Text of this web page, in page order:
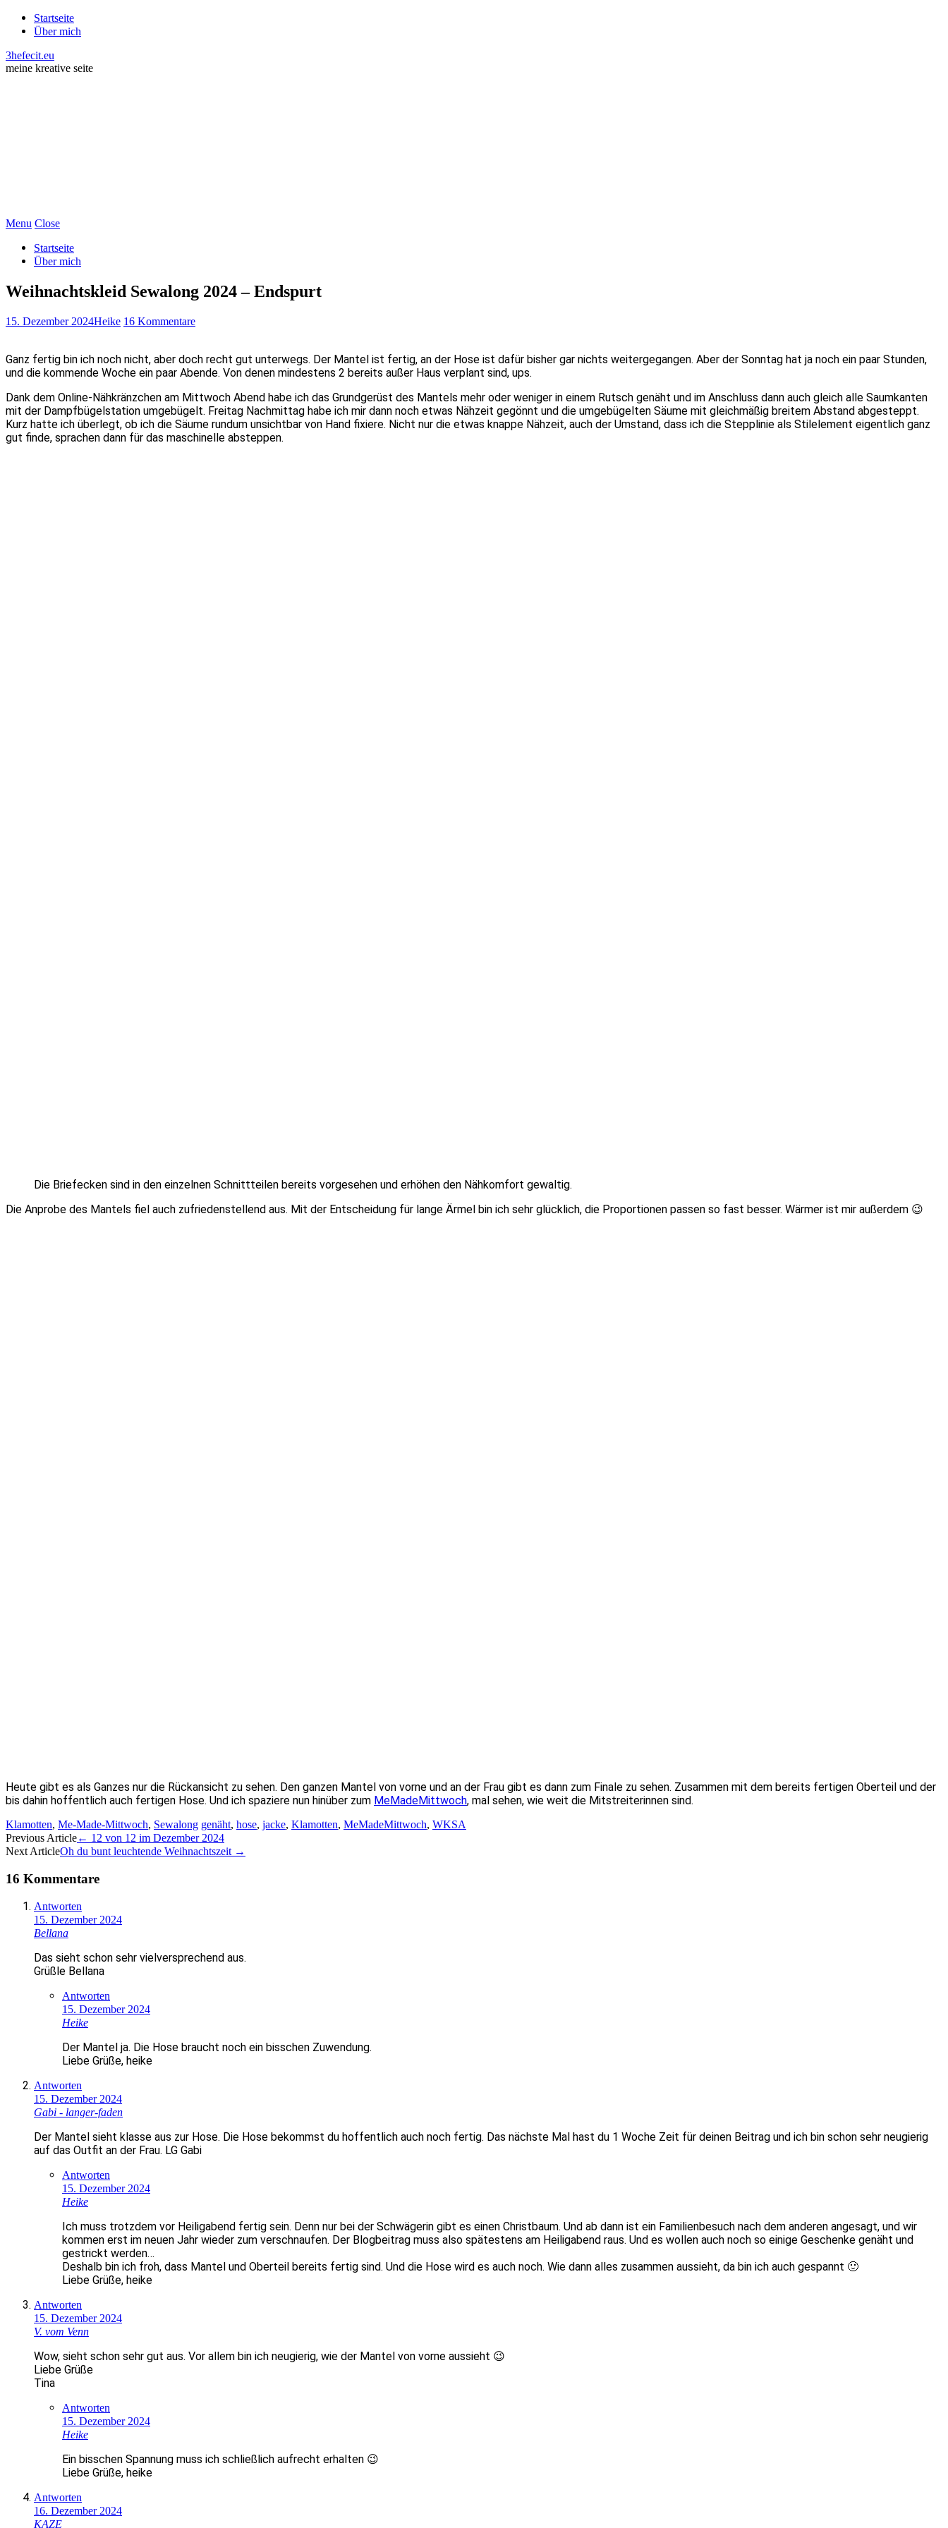
Startseite
Über mich
3hefecit.eu
meine kreative seite
Menu Close
Startseite
Über mich
Weihnachtskleid Sewalong 2024 – Endspurt
15. Dezember 2024Heike 16 Kommentare
Ganz fertig bin ich noch nicht, aber doch recht gut unterwegs. Der Mantel ist fertig, an der Hose ist dafür bisher gar nichts weitergegangen. Aber der Sonntag hat ja noch ein paar Stunden,
und die kommende Woche ein paar Abende. Von denen mindestens 2 bereits außer Haus verplant sind, ups.
Dank dem Online-Nähkränzchen am Mittwoch Abend habe ich das Grundgerüst des Mantels mehr oder weniger in einem Rutsch genäht und im Anschluss dann auch gleich alle Saumkanten
mit der Dampfbügelstation umgebügelt. Freitag Nachmittag habe ich mir dann noch etwas Nähzeit gegönnt und die umgebügelten Säume mit gleichmäßig breitem Abstand abgesteppt.
Kurz hatte ich überlegt, ob ich die Säume rundum unsichtbar von Hand fixiere. Nicht nur die etwas knappe Nähzeit, auch der Umstand, dass ich die Stepplinie als Stilelement eigentlich ganz
gut finde, sprachen dann für das maschinelle absteppen.
Die Briefecken sind in den einzelnen Schnittteilen bereits vorgesehen und erhöhen den Nähkomfort gewaltig.
Die Anprobe des Mantels fiel auch zufriedenstellend aus. Mit der Entscheidung für lange Ärmel bin ich sehr glücklich, die Proportionen passen so fast besser. Wärmer ist mir außerdem 😉
Heute gibt es als Ganzes nur die Rückansicht zu sehen. Den ganzen Mantel von vorne und an der Frau gibt es dann zum Finale zu sehen. Zusammen mit dem bereits fertigen Oberteil und der
bis dahin hoffentlich auch fertigen Hose. Und ich spaziere nun hinüber zum MeMadeMittwoch, mal sehen, wie weit die Mitstreiterinnen sind.
Klamotten, Me-Made-Mittwoch, Sewalong genäht, hose, jacke, Klamotten, MeMadeMittwoch, WKSA
Artikel-
Navigation
Previous Article← 12 von 12 im Dezember 2024
Next ArticleOh du bunt leuchtende Weihnachtszeit →
16 Kommentare
Antworten
15. Dezember 2024
Bellana
Das sieht schon sehr vielversprechend aus.
Grüßle Bellana
Antworten
15. Dezember 2024
Heike
Der Mantel ja. Die Hose braucht noch ein bisschen Zuwendung.
Liebe Grüße, heike
Antworten
15. Dezember 2024
Gabi - langer-faden
Der Mantel sieht klasse aus zur Hose. Die Hose bekommst du hoffentlich auch noch fertig. Das nächste Mal hast du 1 Woche Zeit für deinen Beitrag und ich bin schon sehr neugierig
auf das Outfit an der Frau. LG Gabi
Antworten
15. Dezember 2024
Heike
Ich muss trotzdem vor Heiligabend fertig sein. Denn nur bei der Schwägerin gibt es einen Christbaum. Und ab dann ist ein Familienbesuch nach dem anderen angesagt, und wir
kommen erst im neuen Jahr wieder zum verschnaufen. Der Blogbeitrag muss also spätestens am Heiligabend raus. Und es wollen auch noch so einige Geschenke genäht und
gestrickt werden…
Deshalb bin ich froh, dass Mantel und Oberteil bereits fertig sind. Und die Hose wird es auch noch. Wie dann alles zusammen aussieht, da bin ich auch gespannt 🙂
Liebe Grüße, heike
Antworten
15. Dezember 2024
V. vom Venn
Wow, sieht schon sehr gut aus. Vor allem bin ich neugierig, wie der Mantel von vorne aussieht 😉
Liebe Grüße
Tina
Antworten
15. Dezember 2024
Heike
Ein bisschen Spannung muss ich schließlich aufrecht erhalten 😉
Liebe Grüße, heike
Antworten
16. Dezember 2024
KAZE